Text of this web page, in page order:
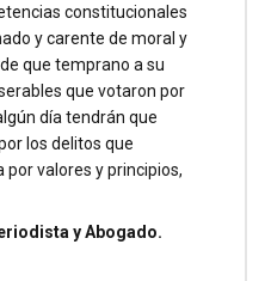
constitucionales
y carente de moral y
que temprano a su
que votaron por
día tendrán que
los delitos que
valores y principios,
y Abogado.